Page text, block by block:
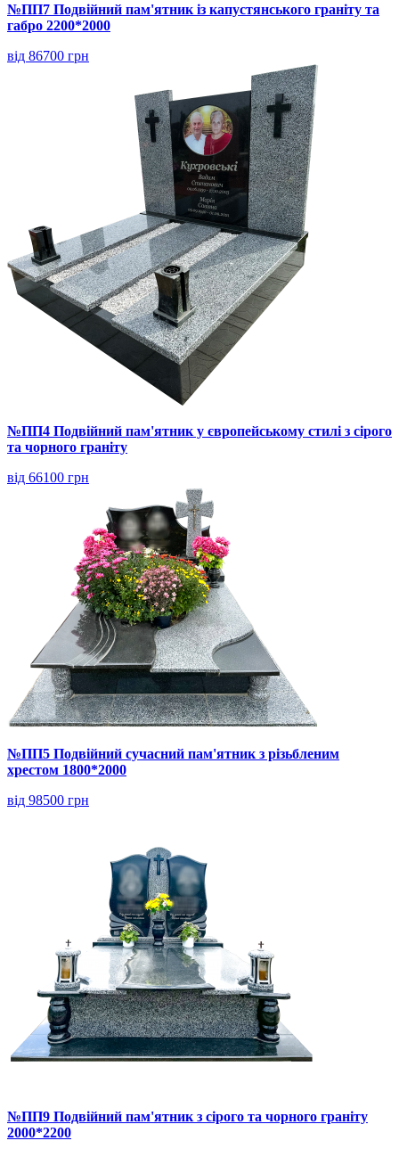
№ПП7 Подвійний пам'ятник із капустянського граніту та
габро 2200*2000
від 86700 грн
№ПП4 Подвійний пам'ятник у європейському стилі з сірого
та чорного граніту
від 66100 грн
№ПП5 Подвійний сучасний пам'ятник з різьбленим
хрестом 1800*2000
від 98500 грн
№ПП9 Подвійний пам'ятник з сірого та чорного граніту
2000*2200